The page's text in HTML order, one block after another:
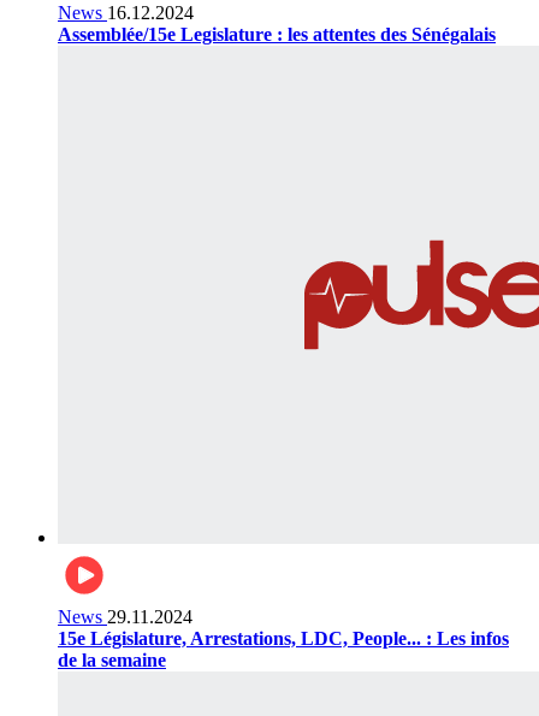
News 16.12.2024
Assemblée/15e Legislature : les attentes des Sénégalais
News 29.11.2024
15e Législature, Arrestations, LDC, People... : Les infos
de la semaine